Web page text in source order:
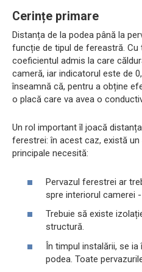
Cerințe primare
Distanța de la podea până la
funcție de tipul de fereastră. Cu
coeficientul admis la care
cameră, iar indicatorul este de
înseamnă că, pentru a obține
o placă care va avea o
Un rol important îl joacă
ferestrei: în acest caz, există un
principale necesită:
Pervazul ferestrei ar
spre interiorul camerei -
Trebuie să existe
structură.
În timpul instalării, se
podea. Toate